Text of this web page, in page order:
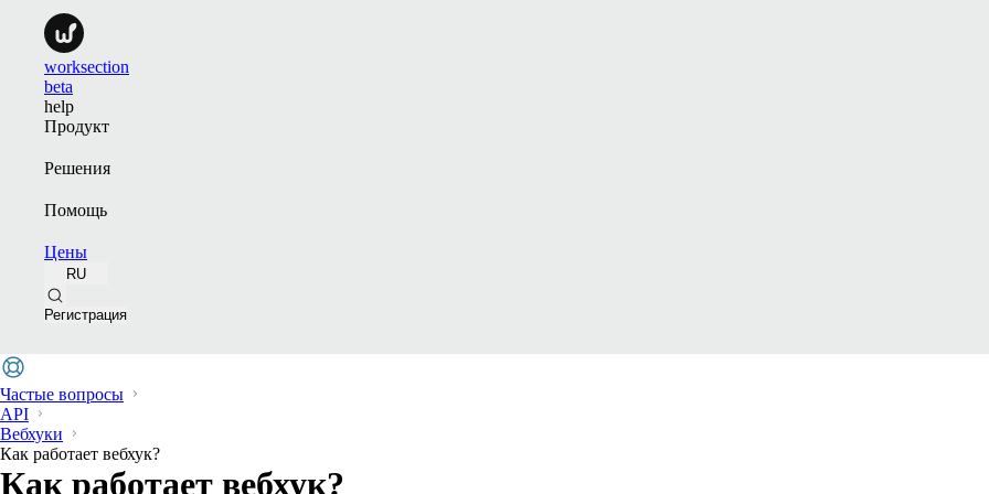
worksection
beta
help
Продукт
Решения
Помощь
Цены
RU
Регистрация
Частые вопросы
API
Вебхуки
Как работает вебхук?
Как работает вебхук?